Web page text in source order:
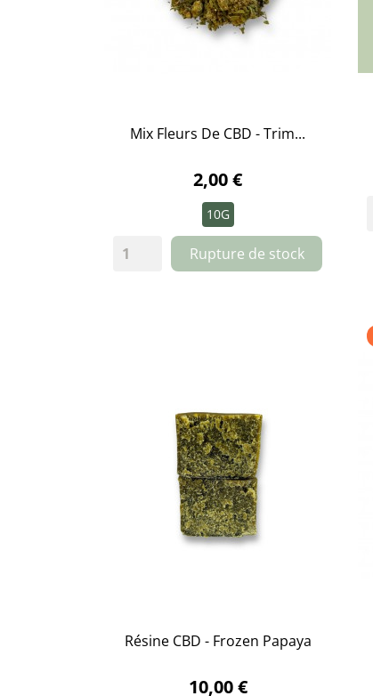
Mix Fleurs De CBD - Trim...
2,00 €
10G
Rupture de stock
Résine CBD - Frozen Papaya
10,00 €